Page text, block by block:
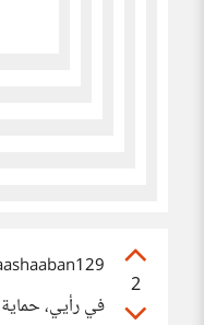
2
في رأيي،